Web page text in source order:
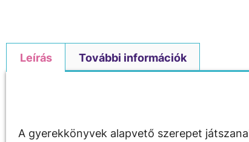
Leírás További információk
A gyerekkönyvek alapvető szerepet